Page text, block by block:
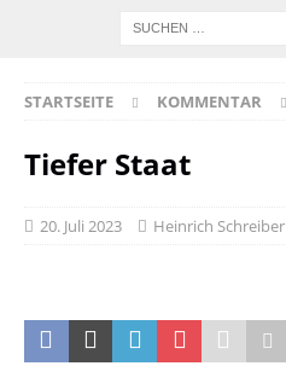
STARTSEITE KOMMENTAR
Tiefer Staat
20. Juli 2023 Heinrich Schreiber